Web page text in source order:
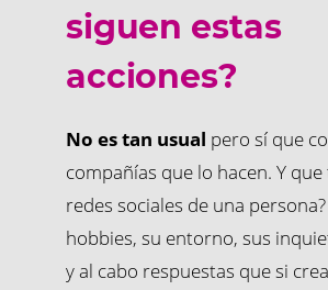
siguen estas
acciones?
No es tan usual pero sí que
compañías que lo hacen. Y
redes sociales de una persona?
hobbies, su entorno, sus
y al cabo respuestas que si